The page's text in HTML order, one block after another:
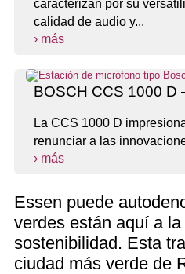
caracterizan por su
calidad de audio y...
› más
BOSCH CCS 1000 D
La CCS 1000 D
renunciar a las
› más
Essen puede
verdes están aquí a
sostenibilidad. Esta
ciudad más verde de